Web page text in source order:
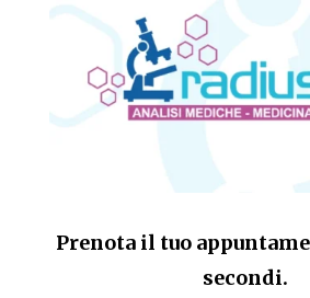
Prenota il tuo
secondi.